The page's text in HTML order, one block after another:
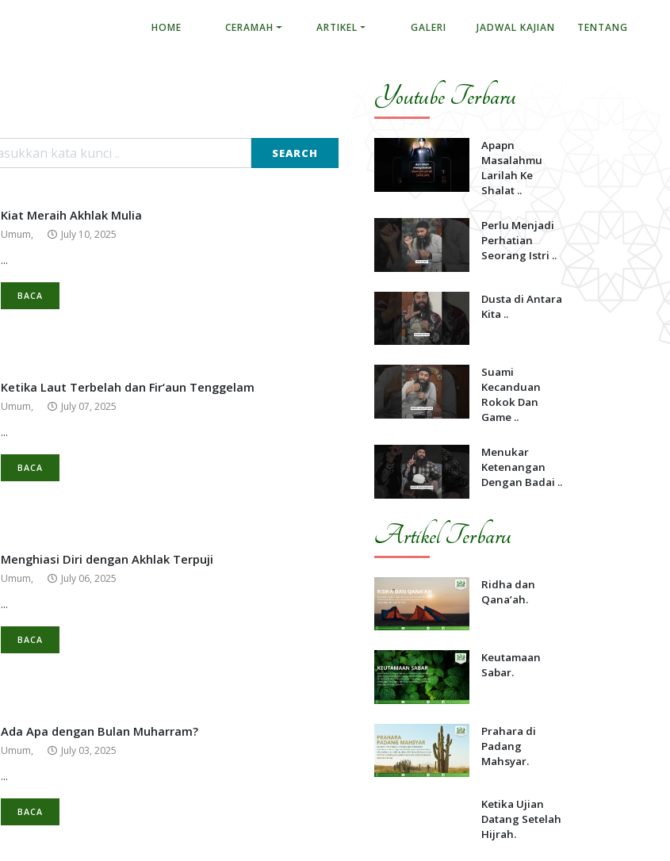
HOME CERAMAH ARTIKEL GALERI JADWAL KAJIAN TENTANG
SEARCH
Kiat Meraih Akhlak Mulia
Umum, July 10, 2025
...
BACA
Ketika Laut Terbelah dan Fir‘aun Tenggelam
Umum, July 07, 2025
...
BACA
Menghiasi Diri dengan Akhlak Terpuji
Umum, July 06, 2025
...
BACA
Ada Apa dengan Bulan Muharram?
Umum, July 03, 2025
...
BACA
Youtube Terbaru
Apapn
Masalahmu
Larilah Ke
Shalat ..
Perlu Menjadi
Perhatian
Seorang Istri ..
Dusta di Antara
Kita ..
Suami
Kecanduan
Rokok Dan
Game ..
Menukar
Ketenangan
Dengan Badai ..
Artikel Terbaru
Ridha dan
Qana’ah.
Keutamaan
Sabar.
Prahara di
Padang
Mahsyar.
Ketika Ujian
Datang Setelah
Hijrah.